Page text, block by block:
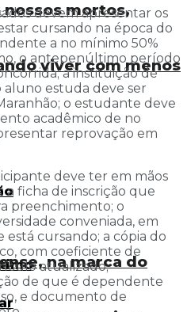
nossos mortos,
viver com menos
na marca do
devem apresentar os
cursando na época do
a no mínimo 50%
o antepenúltimo período
a instituição de
aluno estuda deve ser
o estudante deve
acadêmico de no
reprovação em
deve ter em mãos
a ficha de inscrição que
preenchimento; o
conveniada, em
cursando; a cópia do
com coeficiente de
atualizado;
de que é dependente
e documento de